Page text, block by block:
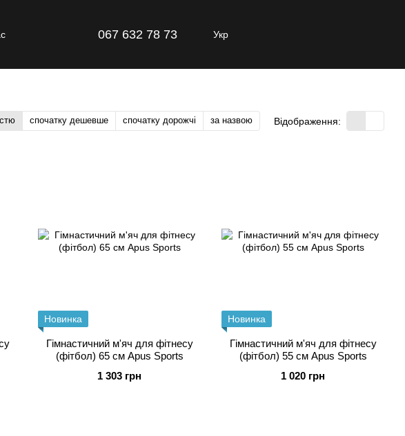
067 632 78 73 Укр
спочатку дешевше спочатку дорожчі за назвою Відображення:
Новинка
Гімнастичний м'яч для фітнесу
(фітбол) 65 см Apus Sports
1 303 грн
Новинка
Гімнастичний м'яч для фітнесу
(фітбол) 55 см Apus Sports
1 020 грн